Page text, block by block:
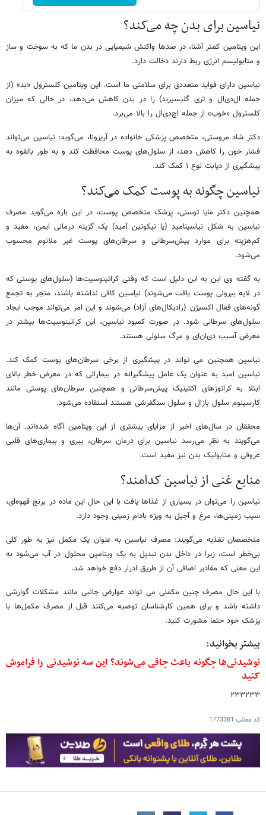
نیاسین برای بدن چه می‌کند؟
این ویتامین کمتر آشنا، در صدها واکنش شیمیایی در بدن ما که به سوخت و ساز
و متابولیسم انرژی ربط دارند دخالت دارد.
نیاسین دارای فواید متعددی برای سلامتی ما است. این ویتامین کلسترول «بد» (از
جمله ال‌دی‌ال و تری گلیسیرید) را در بدن کاهش می‌دهد، در حالی که میزان
کلسترول «خوب» از جمله اچ‌دی‌ال را بالا می‌برد.
دکتر شاد مروستی، متخصص پزشکی خانواده در آریزونا، می‌گوید: نیاسین می‌تواند
فشار خون را کاهش دهد، از سلول‌های پوست محافظت کند و به طور بالقوه به
پیشگیری از دیابت نوع ۱ کمک کند.
نیاسین چگونه به پوست کمک می‌کند؟
همچنین دکتر مایا توسنی، پزشک متخصص پوست، در این باره می‌گوید مصرف
نیاسین به شکل نیاسینامید (یا نیکوتین آمید) یک گزینه درمانی ایمن، مفید و
کم‌هزینه برای موارد پیش‌سرطانی و سرطان‌های پوست غیر ملانوم محسوب
می‌شود.
به گفته وی این به این دلیل است که وقتی کراتینوسیت‌ها (سلول‌های پوستی که
در لایه بیرونی پوست یافت می‌شوند) نیاسین کافی نداشته باشند، منجر به تجمع
گونه‌های فعال اکسیژن (رادیکال‌های آزاد) می‌شوند و این امر می‌تواند موجب ایجاد
سلول‌های سرطانی شود. در صورت کمبود نیاسین، این کراتینوسیت‌ها بیشتر در
معرض آسیب دی‌ان‌ای و مرگ سلولی هستند.
نیاسین همچنین می تواند در پیشگیری از برخی سرطان‌های پوست کمک کند.
نیاسین امید به عنوان یک عامل پیشگیرانه در بیمارانی که در معرض خطر بالای
ابتلا به کراتوزهای اکتینیک پیش‌سرطانی و همچنین سرطان‌های پوستی مانند
کارسینوم سلول بازال و سلول سنگفرشی هستند استفاده می‌شود.
محققان در سال‌های اخیر از مزایای بیشتری از این ویتامین آگاه شده‌اند. آن‌ها
می‌گویند به نظر می‌رسد نیاسین برای درمان سرطان، پیری و بیماری‌های قلبی
عروقی و متابولیک بدن نیز مفید است.
منابع غنی از نیاسین کدامند؟
نیاسین را می‌توان در بسیاری از غذاها یافت با این حال این ماده در برنج قهوه‌ای،
سیب زمینی‌ها، مرغ و آجیل به ویژه بادام زمینی وجود دارد.
متخصصان تغذیه می‌گویند: مصرف نیاسین به عنوان یک مکمل نیز به طور کلی
بی‌خطر است، زیرا در داخل بدن تبدیل به یک ویتامین محلول در آب می‌شود به
این معنی که مقادیر اضافی آن از طریق ادرار دفع خواهد شد.
با این حال مصرف چنین مکملی می تواند عوارض جانبی مانند مشکلات گوارشی
داشته باشد و برای همین کارشناسان توصیه می‌کنند قبل از مصرف مکمل‌ها با
پزشک خود حتما مشورت کنید.
بیشتر بخوانید:
نوشیدنی‌ها چگونه باعث چاقی می‌شوند؟ این سه نوشیدنی را فراموش
کنید
۲۳۳۲۳۳
کد مطلب 1773381